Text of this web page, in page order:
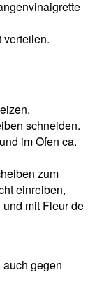
verteilen.
schneiden.
im Ofen ca.
zum
einreiben,
mit Fleur de
gegen